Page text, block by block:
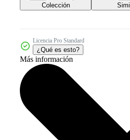
Colección
Licencia Pro Standard
¿Qué es esto?
Más información